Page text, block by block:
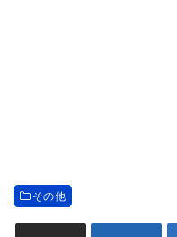
その他